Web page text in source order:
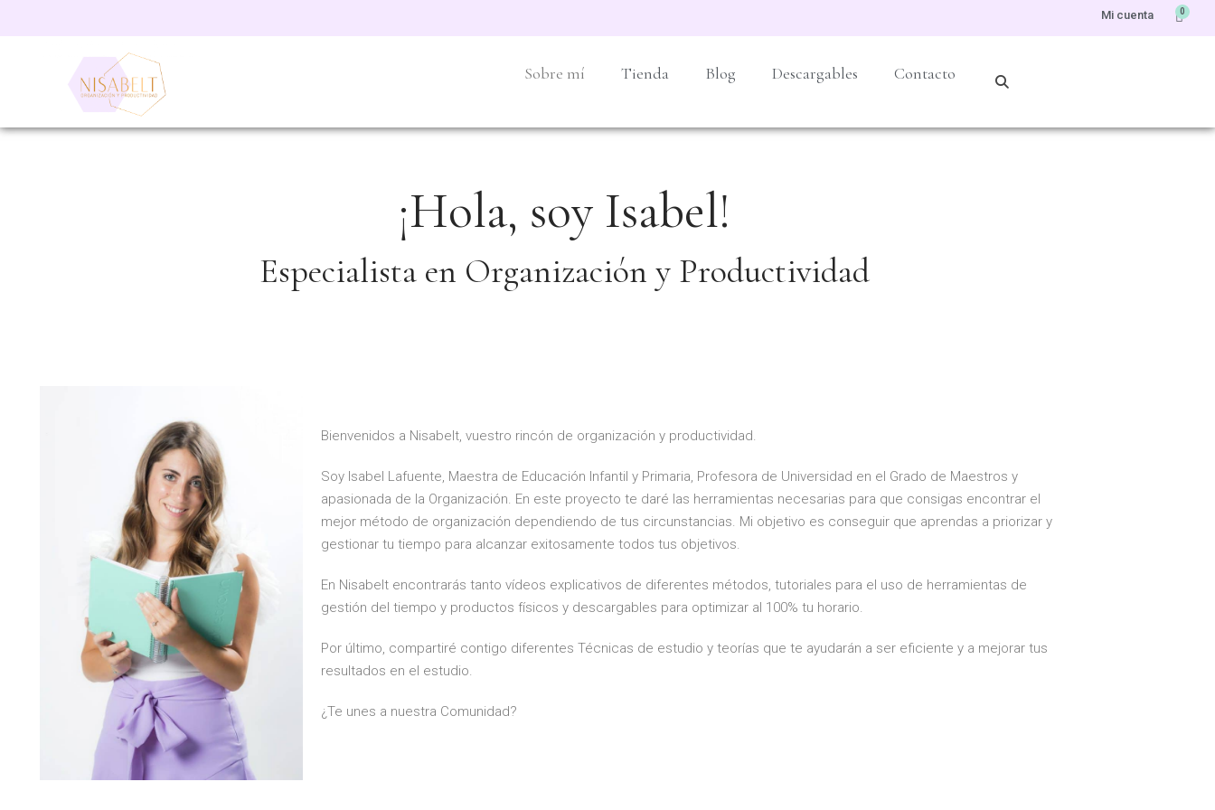
Mi cuenta 0
Sobre mí Tienda Blog Descargables Contacto
¡Hola, soy Isabel!
Especialista en Organización y Productividad
Bienvenidos a Nisabelt, vuestro rincón de organización y productividad.
Soy Isabel Lafuente, Maestra de Educación Infantil y Primaria, Profesora de Universidad en el Grado de Maestros y
apasionada de la Organización. En este proyecto te daré las herramientas necesarias para que consigas encontrar el
mejor método de organización dependiendo de tus circunstancias. Mi objetivo es conseguir que aprendas a priorizar y
gestionar tu tiempo para alcanzar exitosamente todos tus objetivos.
En Nisabelt encontrarás tanto vídeos explicativos de diferentes métodos, tutoriales para el uso de herramientas de
gestión del tiempo y productos físicos y descargables para optimizar al 100% tu horario.
Por último, compartiré contigo diferentes Técnicas de estudio y teorías que te ayudarán a ser eficiente y a mejorar tus
resultados en el estudio.
¿Te unes a nuestra Comunidad?